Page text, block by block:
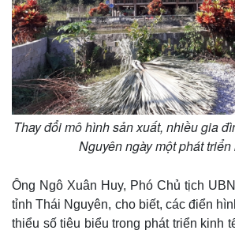
Vụ án
Tin nóng
Tư vấn luật
Quân sự
Việt Nam
Phân tích
Thay đổi mô hình sản xuất, nhiều gia
Nguyên ngày một phát triển
Ông Ngô Xuân Huy, Phó Chủ tịch
tỉnh Thái Nguyên, cho biết, các điển
thiểu số tiêu biểu trong phát triển kinh